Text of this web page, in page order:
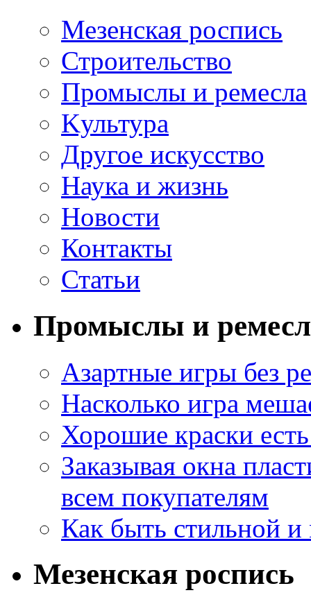
Мезенская роспись
Строительство
Промыслы и ремесла
Kультура
Другое искусство
Наука и жизнь
Новости
Контакты
Статьи
Промыслы и
Азартные игры без
Насколько игра
Хорошие краски
Заказывая окна
всем покупателям
Как быть стильной
Мезенская роспись